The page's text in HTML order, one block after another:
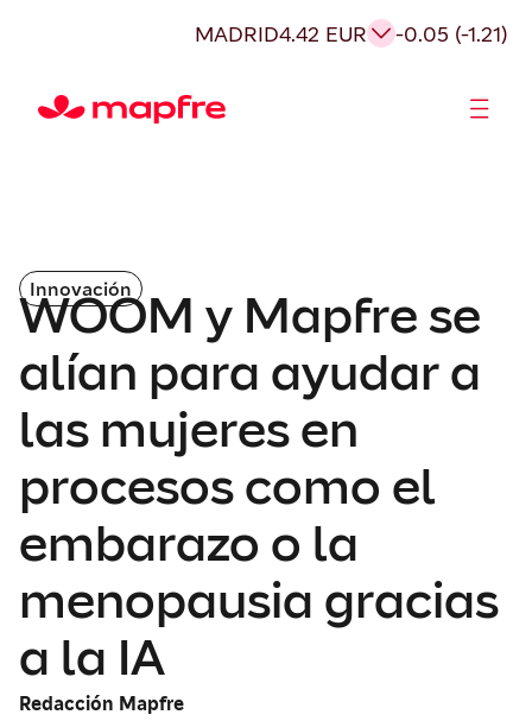
MADRID4.42 EUR -0.05 (-1.21)
Innovación
WOOM y Mapfre se
alían para ayudar a
las mujeres en
procesos como el
embarazo o la
menopausia gracias
a la IA
Redacción Mapfre